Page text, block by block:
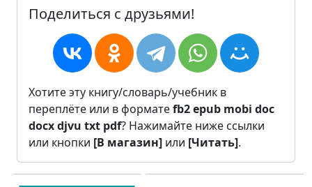
Поделиться с друзьями!
Хотите эту книгу/словарь/учебник в
переплёте или в форматеfb2epub mobi doc
docxdjvu txt pdf? Нажимайте ниже ссылки
или кнопки [В магазин] или [Читать].